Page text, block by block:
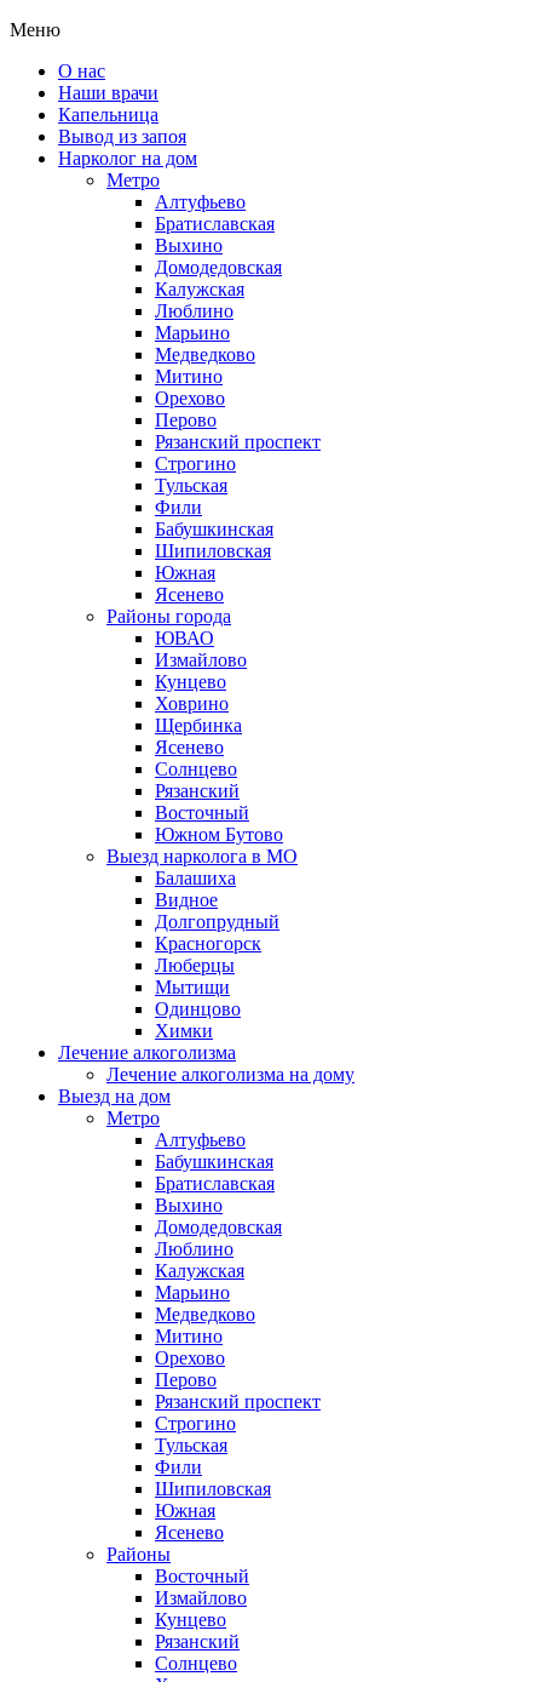
Меню
О нас
Наши врачи
Капельница
Вывод из запоя
Нарколог на дом
Метро
Алтуфьево
Братиславская
Выхино
Домодедовская
Калужская
Люблино
Марьино
Медведково
Митино
Орехово
Перово
Рязанский проспект
Строгино
Тульская
Фили
Бабушкинская
Шипиловская
Южная
Ясенево
Районы города
ЮВАО
Измайлово
Кунцево
Ховрино
Щербинка
Ясенево
Солнцево
Рязанский
Восточный
Южном Бутово
Выезд нарколога в МО
Балашиха
Видное
Долгопрудный
Красногорск
Люберцы
Мытищи
Одинцово
Химки
Лечение алкоголизма
Лечение алкоголизма на дому
Выезд на дом
Метро
Алтуфьево
Бабушкинская
Братиславская
Выхино
Домодедовская
Люблино
Калужская
Марьино
Медведково
Митино
Орехово
Перово
Рязанский проспект
Строгино
Тульская
Фили
Шипиловская
Южная
Ясенево
Районы
Восточный
Измайлово
Кунцево
Рязанский
Солнцево